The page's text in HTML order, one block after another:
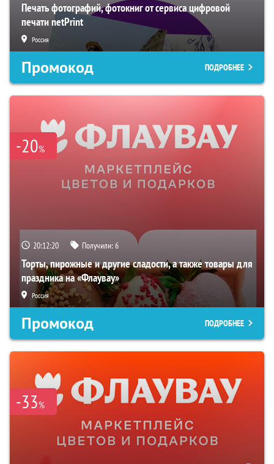
Печать фотографий, фотокниг от сервиса цифровой
печати netPrint
Россия
Промокод ПОДРОБНЕЕ
-20%
20:12:19 Получили:6
Торты, пирожные и другие сладости, а также товары для
праздника на «Флаувау»
Россия
Промокод ПОДРОБНЕЕ
-33%